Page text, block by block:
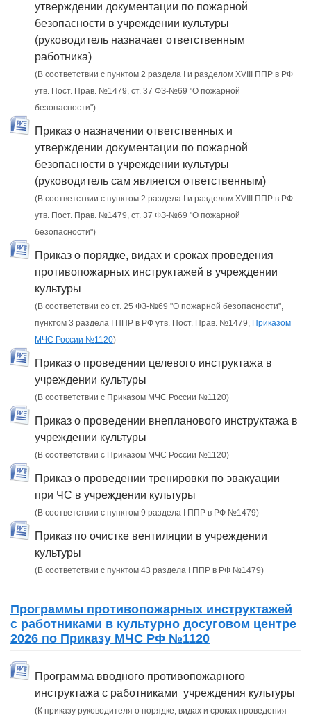
утверждении документации по пожарной
безопасности в учреждении культуры
(руководитель назначает ответственным
работника)
(В соответствии с пунктом 2 раздела I и разделом XVIII ППР в РФ
утв. Пост. Прав. №1479, ст. 37 ФЗ-№69 "О пожарной
безопасности")
Приказ о назначении ответственных и
утверждении документации по пожарной
безопасности в учреждении культуры
(руководитель сам является ответственным)
(В соответствии с пунктом 2 раздела I и разделом XVIII ППР в РФ
утв. Пост. Прав. №1479, ст. 37 ФЗ-№69 "О пожарной
безопасности")
Приказ о порядке, видах и сроках проведения
противопожарных инструктажей в учреждении
культуры
(В соответствии со ст. 25 ФЗ-№69 "О пожарной безопасности",
пунктом 3 раздела I ППР в РФ утв. Пост. Прав. №1479, Приказом
МЧС России №1120)
Приказ о проведении целевого инструктажа в
учреждении культуры
(В соответствии с Приказом МЧС России №1120)
Приказ о проведении внепланового инструктажа в
учреждении культуры
(В соответствии с Приказом МЧС России №1120)
Приказ о проведении тренировки по эвакуации
при ЧС в учреждении культуры
(В соответствии с пунктом 9 раздела I ППР в РФ №1479)
Приказ по очистке вентиляции в учреждении
культуры
(В соответствии с пунктом 43 раздела I ППР в РФ №1479)
Программы противопожарных инструктажей
с работниками в культурно досуговом центре
2026 по Приказу МЧС РФ №1120
Программа вводного противопожарного
инструктажа с работниками учреждения культуры
(К приказу руководителя о порядке, видах и сроках проведения